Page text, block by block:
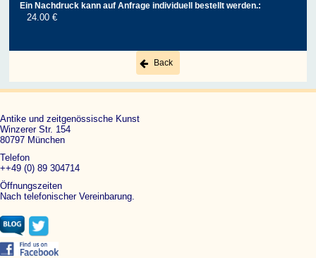
Ein Nachdruck kann auf Anfrage individuell bestellt werden.:
24.00 €
Back
Antike und zeitgenössische Kunst
Winzerer Str. 154
80797 München
Telefon
++49 (0) 89 304714
Öffnungszeiten
Nach telefonischer Vereinbarung.